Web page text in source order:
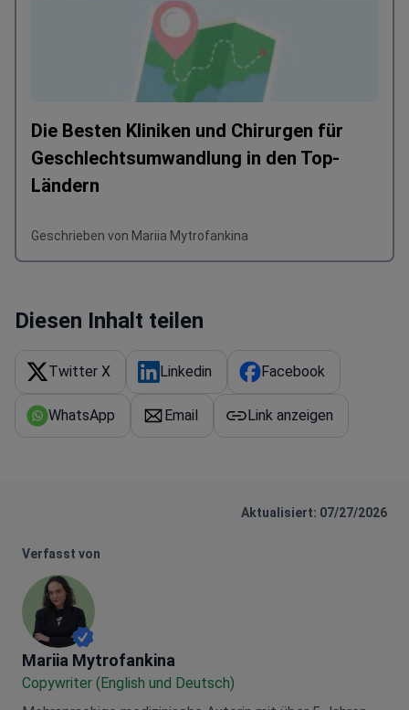
Die Besten Kliniken und Chirurgen für
Geschlechtsumwandlung in den Top-
Ländern
Geschrieben von Mariia Mytrofankina
Diesen Inhalt teilen
Twitter X Linkedin Facebook
WhatsApp Email Link anzeigen
Aktualisiert: 07/27/2026
Verfasst von
Mariia Mytrofankina
Mariia Mytrofankina
Copywriter (English und Deutsch)